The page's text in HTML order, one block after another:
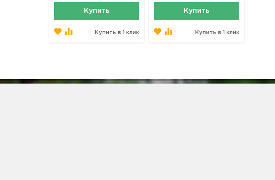
Купить
Купить в 1 клик
Купить
Купить в 1 клик